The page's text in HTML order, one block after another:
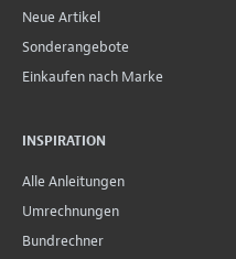
Neue Artikel
Sonderangebote
Einkaufen nach Marke
INSPIRATION
Alle Anleitungen
Umrechnungen
Bundrechner